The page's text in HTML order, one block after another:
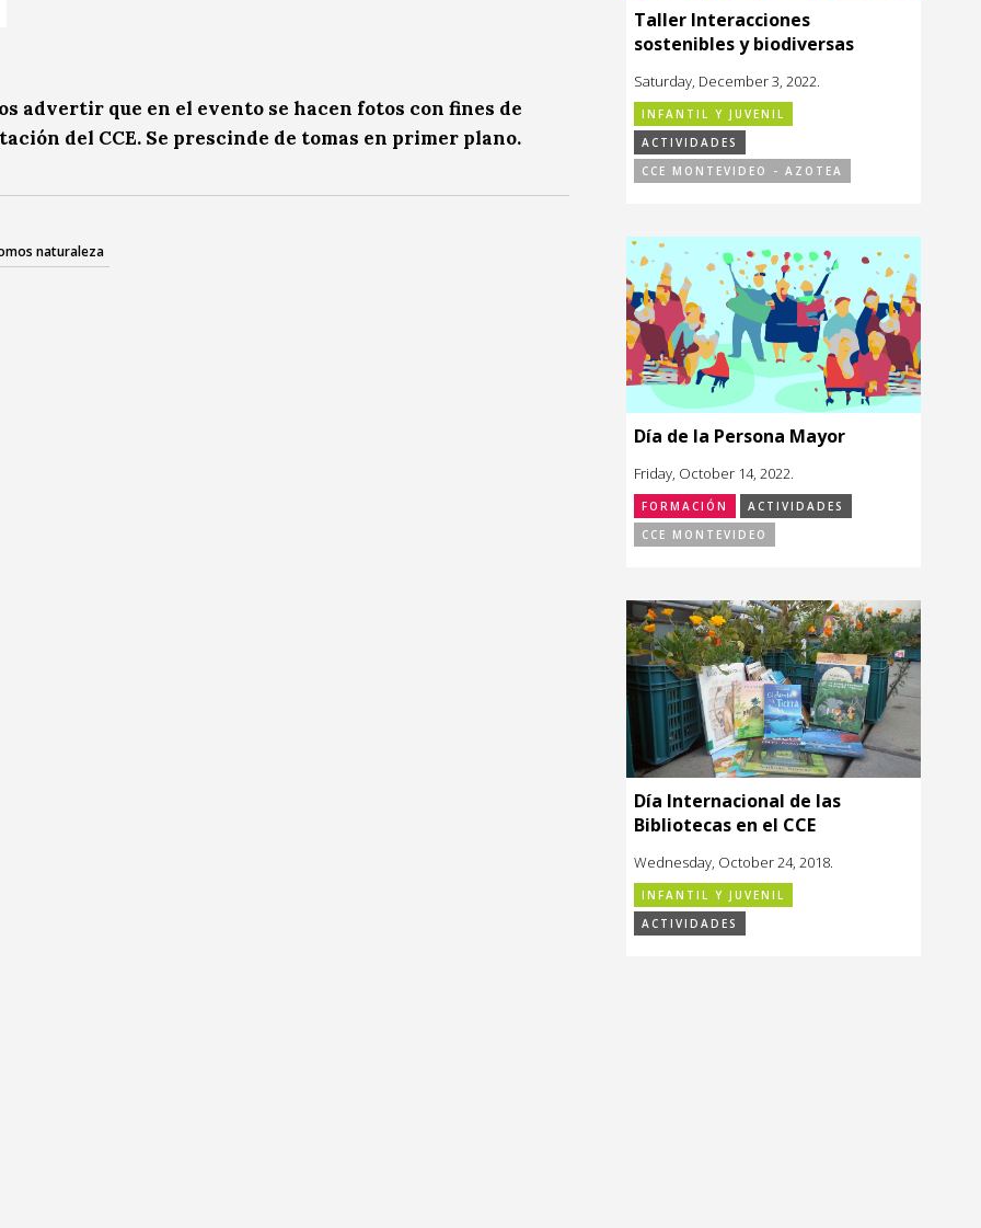
advertir que en el evento se hacen fotos con fines de
del CCE. Se prescinde de tomas en primer plano.
naturaleza
Taller Interacciones
sostenibles y biodiversas
Saturday, December 3, 2022.
INFANTIL Y JUVENIL
ACTIVIDADES
CCE MONTEVIDEO - AZOTEA
Día de la Persona Mayor
Friday, October 14, 2022.
FORMACIÓN
ACTIVIDADES
CCE MONTEVIDEO
Día Internacional de las
Bibliotecas en el CCE
Wednesday, October 24, 2018.
INFANTIL Y JUVENIL
ACTIVIDADES